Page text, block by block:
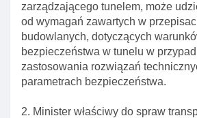
zarządzającego tunelem, może
od wymagań zawartych w
budowlanych, dotyczących
bezpieczeństwa w tunelu w
zastosowania rozwiązań
parametrach bezpieczeństwa.
2. Minister właściwy do spraw
Art. 20d. Przeznaczenie
naruszenia przepisów ruchu
Art. 20e. Wyłączenie obowiązku
zezwolenia na zajęcie pasa
Art. 20f. Obowiązki zarządcy drogi
Art. 20g. Instalacja urządzeń do